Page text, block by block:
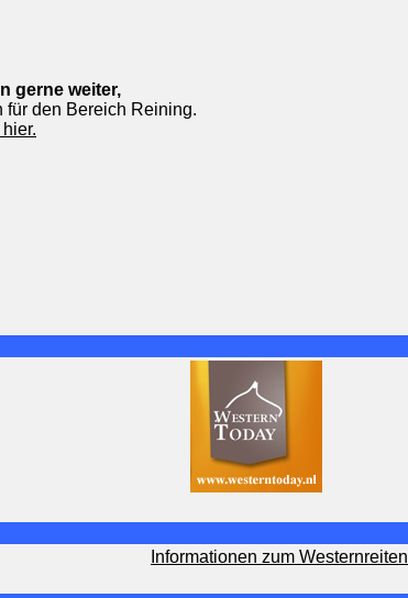
gerne weiter,
den Bereich Reining.
Informationen zum Westernreiten